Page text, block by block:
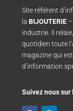
Site référent
la BIJOUTERIE–
industrie. Il
quotidien toute
magazine qui
d’information
Suivez nous sur